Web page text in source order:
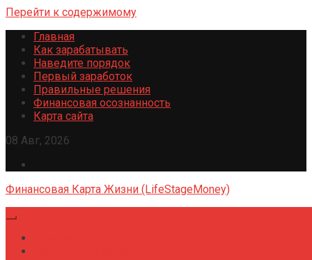
Перейти к содержимому
Главная
Как зарабатывать
Наведите порядок
Первый заработок
Правильные решения
Финансовая осознанность
Карта сайта
08 Авг, 2026
Финансовая Карта Жизни (LifeStageMoney)